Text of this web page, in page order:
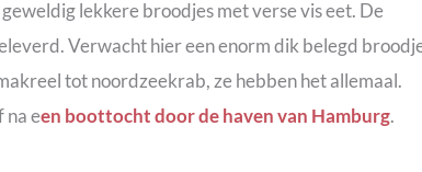
lekkere broodjes met verse vis eet. De
Verwacht hier een enorm dik belegd
tot noordzeekrab, ze hebben het allemaal.
na een boottocht door de haven van Hamburg.